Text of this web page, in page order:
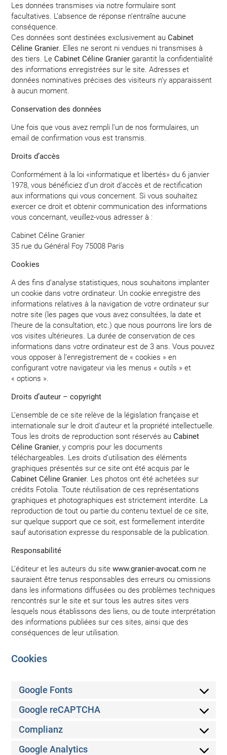
Les données transmises via notre formulaire sont
facultatives. L’absence de réponse n’entraîne aucune
conséquence.
Ces données sont destinées exclusivement auCabinet
Céline Granier. Elles ne seront ni vendues ni transmises à
des tiers. LeCabinet Céline Granier garantit la confidentialité
des informations enregistrées sur le site. Adresses et
données nominatives précises des visiteurs n’y apparaissent
à aucun moment.
Conservation des données
Une fois que vous avez rempli l’un de nos formulaires, un
email de confirmation vous est transmis.
Droits d’accès
Conformément à la loi «informatique et libertés» du 6 janvier
1978, vous bénéficiez d’un droit d’accès et de rectification
aux informations qui vous concernent. Si vous souhaitez
exercer ce droit et obtenir communication des informations
vous concernant, veuillez-vous adresser à :
Cabinet Céline Granier
35 rue du Général Foy 75008 Paris
Cookies
A des fins d’analyse statistiques, nous souhaitons implanter
un cookie dans votre ordinateur. Un cookie enregistre des
informations relatives à la navigation de votre ordinateur sur
notre site (les pages que vous avez consultées, la date et
l’heure de la consultation, etc.) que nous pourrons lire lors de
vos visites ultérieures. La durée de conservation de ces
informations dans votre ordinateur est de 3 ans. Vous pouvez
vous opposer à l’enregistrement de « cookies » en
configurant votre navigateur via les menus « outils » et
« options ».
Droits d’auteur – copyright
L’ensemble de ce site relève de la législation française et
internationale sur le droit d’auteur et la propriété intellectuelle.
Tous les droits de reproduction sont réservés au Cabinet
Céline Granier, y compris pour les documents
téléchargeables. Les droits d’utilisation des éléments
graphiques présentés sur ce site ont été acquis par le
Cabinet Céline Granier. Les photos ont été achetées sur
crédits Fotolia. Toute réutilisation de ces représentations
graphiques et photographiques est strictement interdite. La
reproduction de tout ou partie du contenu textuel de ce site,
sur quelque support que ce soit, est formellement interdite
sauf autorisation expresse du responsable de la publication.
Responsabilité
L’éditeur et les auteurs du sitewww.granier-avocat.com ne
sauraient être tenus responsables des erreurs ou omissions
dans les informations diffusées ou des problèmes techniques
rencontrés sur le site et sur tous les autres sites vers
lesquels nous établissons des liens, ou de toute interprétation
des informations publiées sur ces sites, ainsi que des
conséquences de leur utilisation.
Cookies
Google Fonts
Google reCAPTCHA
Complianz
Google Analytics